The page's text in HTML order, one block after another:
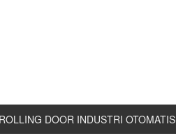
ROLLING DOOR INDUSTRI OTOMATIS